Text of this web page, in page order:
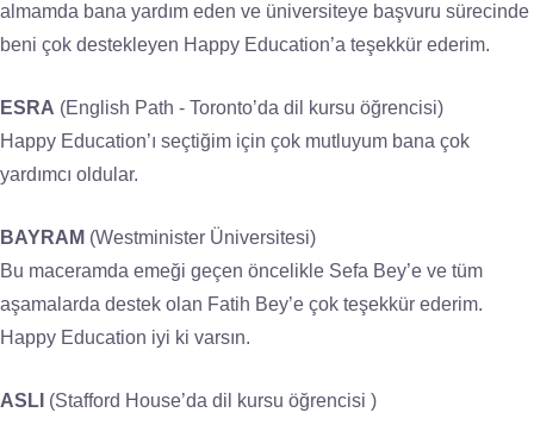
almamda bana yardım eden ve üniversiteye başvuru sürecinde
beni çok destekleyen Happy Education’a teşekkür ederim.
ESRA (English Path - Toronto’da dil kursu öğrencisi)
Happy Education’ı seçtiğim için çok mutluyum bana çok
yardımcı oldular.
BAYRAM (Westminister Üniversitesi)
Bu maceramda emeği geçen öncelikle Sefa Bey’e ve tüm
aşamalarda destek olan Fatih Bey’e çok teşekkür ederim.
Happy Education iyi ki varsın.
ASLI (Stafford House’da dil kursu öğrencisi )